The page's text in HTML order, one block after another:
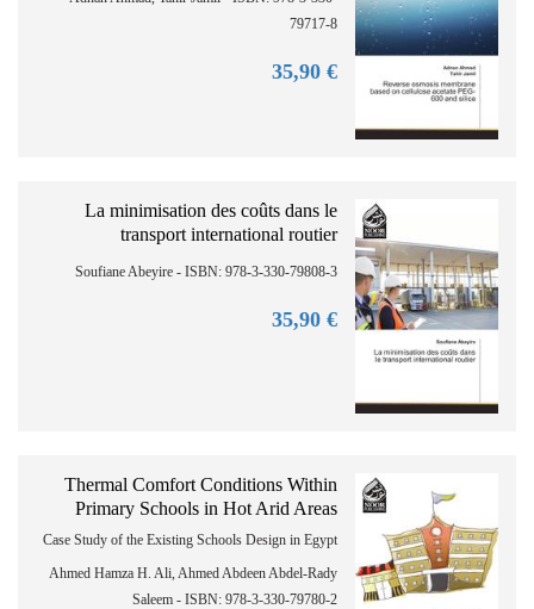
79717-8
€ 35,
90
La minimisation des coûts dans le
transport international routier
Soufiane Abeyire - ISBN: 978-3-330-79808-3
€ 35,
90
Thermal Comfort Conditions Within
Primary Schools in Hot Arid Areas
Case Study of the Existing Schools Design in Egypt
Ahmed Hamza H. Ali, Ahmed Abdeen Abdel-Rady
Saleem - ISBN: 978-3-330-79780-2